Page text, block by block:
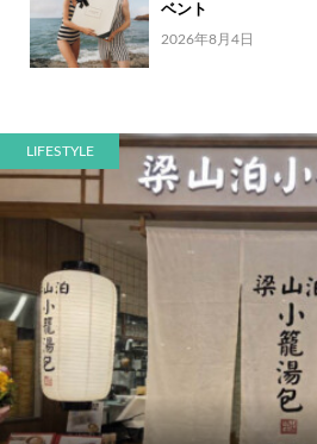
ベント
2026年8月4日
LIFESTYLE